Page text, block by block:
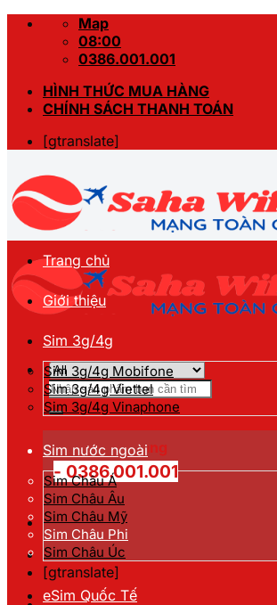
Skip
Map
08:00
0386.001.001
HÌNH THỨC MUA HÀNG
CHÍNH SÁCH THANH TOÁN
[gtranslate]
Tìm
kiếm:
Hotline đặt hàng
- 0386.001.001
[gtranslate]
Trang chủ
Giới thiệu
Sim 3g/4g
Sim 3g/4g Mobifone
Sim 3g/4g Viettel
Sim 3g/4g Vinaphone
Sim nước ngoài
Sim Châu Á
Sim Châu Âu
Sim Châu Mỹ
Sim Châu Phi
Sim Châu Úc
eSim Quốc Tế